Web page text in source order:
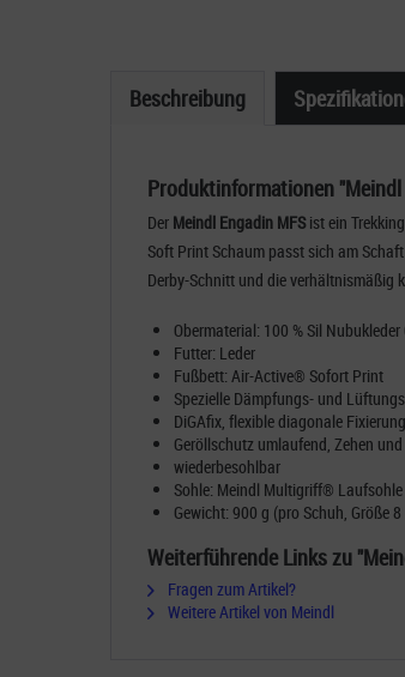
Beschreibung
Produktinformationen "Meindl
Der Meindl Engadin MFS ist ein
Soft Print Schaum passt sich am
Derby-Schnitt und die verhältnismäßig
Obermaterial: 100 % Sil Nubukleder
Futter: Leder
Fußbett: Air-Active® Sofort Print
Spezielle Dämpfungs- und
DiGAfix, flexible diagonale
Geröllschutz umlaufend, Zehen
wiederbesohlbar
Sohle: Meindl Multigriff®
Gewicht: 900 g (pro Schuh, Größe 8
Weiterführende Links zu
Fragen zum Artikel?
Weitere Artikel von Meindl